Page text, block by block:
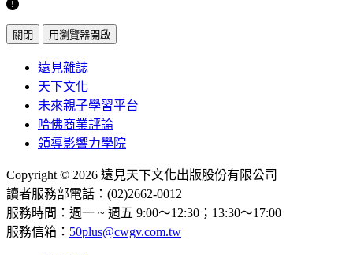
關閉 用瀏覽器開啟
遠見雜誌
天下文化
未來親子學習平台
哈佛商業評論
領導影響力學院
Copyright © 2026 遠見天下文化出版股份有限公司
讀者服務部電話：(02)2662-0012
服務時間：週一 ~ 週五 9:00～12:30；13:30～17:00
服務信箱： 50plus@cwgv.com.tw